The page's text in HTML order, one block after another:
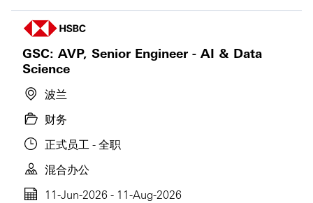
GSC: AVP, Senior Engineer - AI & Data
Science
波兰
财务
正式员工 - 全职
混合办公
11-Jun-2026 - 11-Aug-2026